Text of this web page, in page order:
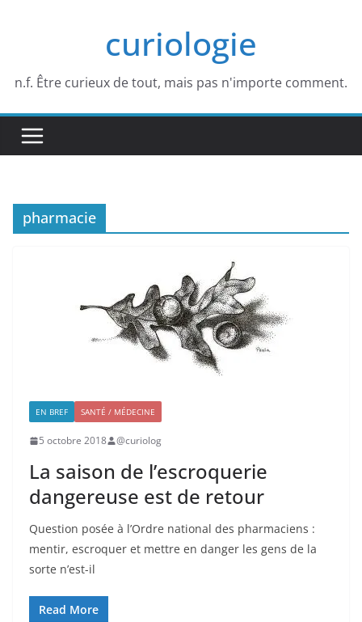
curiologie
n.f. Être curieux de tout, mais pas n'importe comment.
pharmacie
EN BREF SANTÉ / MÉDECINE
5 octobre 2018 @curiolog
La saison de l’escroquerie
dangereuse est de retour
Question posée à l’Ordre national des pharmaciens :
mentir, escroquer et mettre en danger les gens de la
sorte n’est-il
Read More